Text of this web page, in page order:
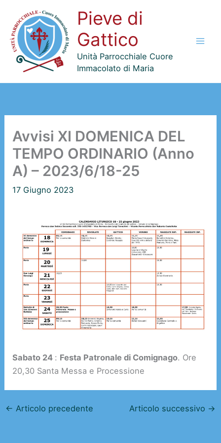
contenuto
Pieve di
Gattico
Unità Parrocchiale Cuore
Immacolato di Maria
Avvisi XI DOMENICA DEL
TEMPO ORDINARIO (Anno
A) – 2023/6/18-25
17 Giugno 2023
Sabato 24 : Festa Patronale di Comignago. Ore
20,30 Santa Messa e Processione
← Articolo precedente Articolo successivo →